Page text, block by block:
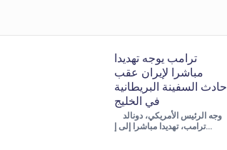
ترامب يوجه تهديدا
مباشرا لإيران عقب
حادث السفينة البريطانية
في الخليج
ترامب، تهديدا مباشرا إلى إ…